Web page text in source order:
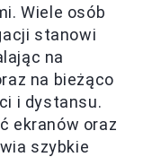
Wiele osób
stanowi
na
na bieżąco
i dystansu.
ekranów oraz
szybkie